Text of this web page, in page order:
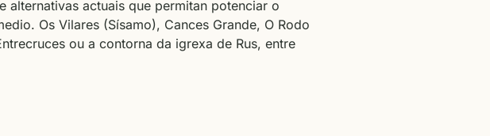
actuais que permitan potenciar o
Os Vilares (Sísamo), Cances Grande, O Rodo
ou a contorna da igrexa de Rus, entre